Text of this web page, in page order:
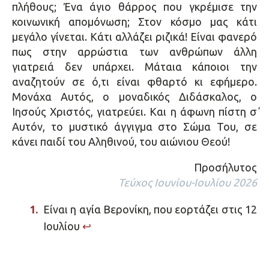
πλήθους; Ένα άγιο θάρρος που γκρέμισε την
κοινωνική απομόνωση; Στον κόσμο μας κάτι
μεγάλο γίνεται. Κάτι αλλάζει ριζικά! Είναι φανερό
πως στην αρρώστια των ανθρώπων άλλη
γιατρειά δεν υπάρχει. Μάταια κάποιοι την
αναζητούν σε ό,τι είναι φθαρτό κι εφήμερο.
Μονάχα Αυτός, ο μοναδικός Διδάσκαλος, ο
Ιησούς Χριστός, γιατρεύει. Και η άφωνη πίστη σ᾿
Αυτόν, το μυστικό άγγιγμα στο Σώμα Του, σε
κάνει παιδί του Αληθινού, του αιώνιου Θεού!
Προσήλυτος
Τεύχος Ιουνίου-Ιουλίου 2026
Είναι η αγία Βερονίκη, που εορτάζει στις 12
Ιουλίου ↩︎